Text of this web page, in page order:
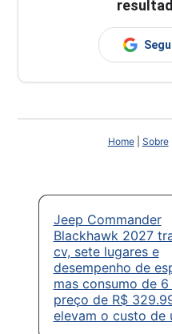
Home| Sobre|
Jeep Commander
Blackhawk 2027
cv, sete lugares e
desempenho de
mas consumo de
preço de R$
elevam o custo de